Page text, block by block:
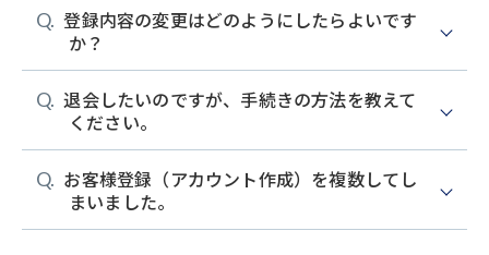
や定期購入のご利用が可能となります。また、1回のご
注文で無料サンプルが2つまでお選びいただけます。
（ゲスト購入の場合は、無料サンプルは1個のみお選
びいただけます。）
ログラム「お得にお届け便」をご利用いただけます。
また、初回限定でご購入いただけるお得なトライアル
ンを希望する」に設定いただいたお客様には、お誕生
日クーポンを毎年プレゼントいたします。
その他、1回のご注文で無料サンプルが2つまでお選び
いただけます。（ゲスト購入の場合は、無料サンプル
は1個のみお選びいただけます。）
本サイトのお客様登録ページからご登録いただけま
す。
登録内容の変更はどのようにしたらよいです
か？
マイページにログインしていただき、「お客様情報確
認・変更」メニューより登録内容をご変更いただけま
す。
退会したいのですが、手続きの方法を教えて
ください。
マイページにログインしていただき、「お客様情報確
認・変更」メニューより退会のお手続きが可能です。
※退会されても、既に確定しているご注文をキャンセ
お客様登録（アカウント作成）を複数してし
まいました。